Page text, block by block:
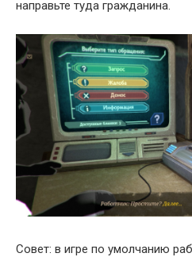
направьте туда гражданина.
Совет: в игре по умолчанию